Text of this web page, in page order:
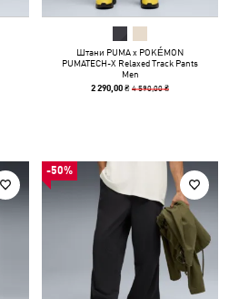
Штани PUMA x POKÉMON
PUMATECH-X Relaxed Track Pants
Men
2 290,00 ₴4 590,00 ₴
-50%